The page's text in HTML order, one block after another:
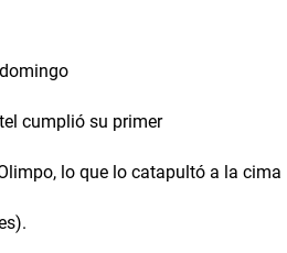
cumplió su primer
lo que lo catapultó a la cima